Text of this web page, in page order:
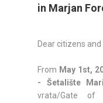
in Marjan
Dear citizens and
From May 1st,
- Šetalište
vrata/Gate